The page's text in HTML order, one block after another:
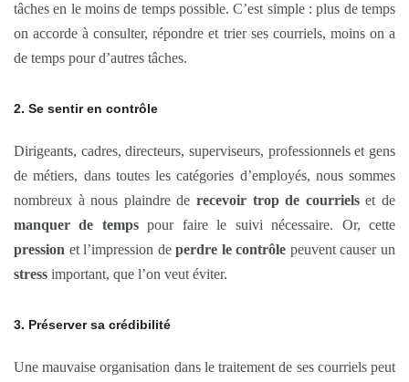
tâches en le moins de temps possible. C’est simple : plus de temps
on accorde à consulter, répondre et trier ses courriels, moins on a
de temps pour d’autres tâches.
2. Se sentir en contrôle
Dirigeants, cadres, directeurs, superviseurs, professionnels et gens
de métiers, dans toutes les catégories d’employés, nous sommes
nombreux à nous plaindre de recevoir trop de courrielset de
manquer de tempspour faire le suivi nécessaire. Or, cette
pression et l’impression deperdre le contrôle peuvent causer un
stress important, que l’on veut éviter.
3. Préserver sa crédibilité
Une mauvaise organisation dans le traitement de ses courriels peut